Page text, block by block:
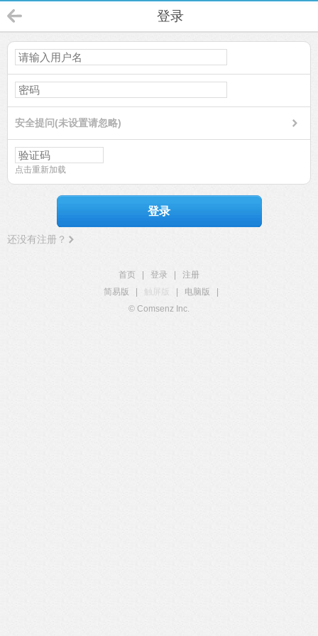
登录
安全提问(未设置请忽略)
点击重新加载
登录
还没有注册？
首页 登录
注册
简易版
触屏版 电脑版
© Comsenz Inc.